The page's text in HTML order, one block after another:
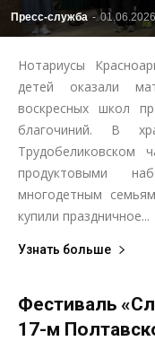
Пресс-служба - 01.06.2026
Нотариусы
детей оказали
воскресных школ
благочиний. В
Трудобеликовском
продуктовыми
многодетным
купили праздничное...
Узнать больше
Фестиваль
17-м